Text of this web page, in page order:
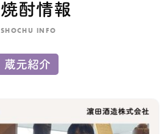
焼酎情報
SHOCHU INFO
蔵元紹介